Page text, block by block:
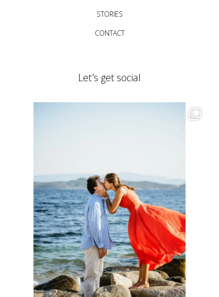
STORIES
CONTACT
Let's get social